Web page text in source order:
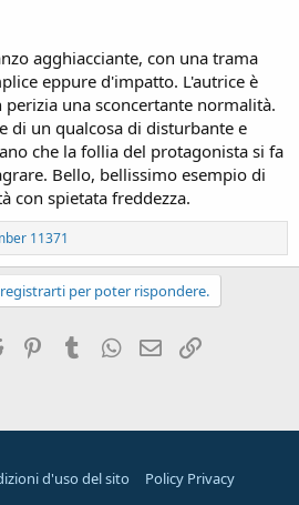
agghiacciante, con una trama
eppure d'impatto. L'autrice è
perizia una sconcertante normalità.
di un qualcosa di disturbante e
che la follia del protagonista si fa
Bello, bellissimo esempio di
con spietata freddezza.
11371
registrarti per poter rispondere.
Reddit PinterestTumblrWhatsApp
e-mail
d'uso del sito
Policy Privacy